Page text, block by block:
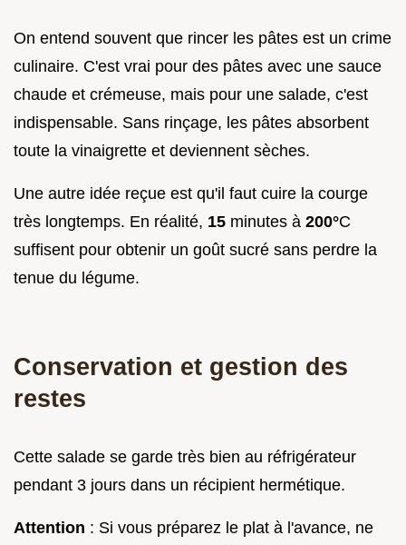
On entend souvent que rincer les pâtes est un crime
culinaire. C'est vrai pour des pâtes avec une sauce
chaude et crémeuse, mais pour une salade, c'est
indispensable. Sans rinçage, les pâtes absorbent
toute la vinaigrette et deviennent sèches.
Une autre idée reçue est qu'il faut cuire la courge
très longtemps. En réalité, 15 minutes à 200°C
suffisent pour obtenir un goût sucré sans perdre la
tenue du légume.
Conservation et gestion des
restes
Cette salade se garde très bien au réfrigérateur
pendant 3 jours dans un récipient hermétique.
Attention : Si vous préparez le plat à l'avance, ne